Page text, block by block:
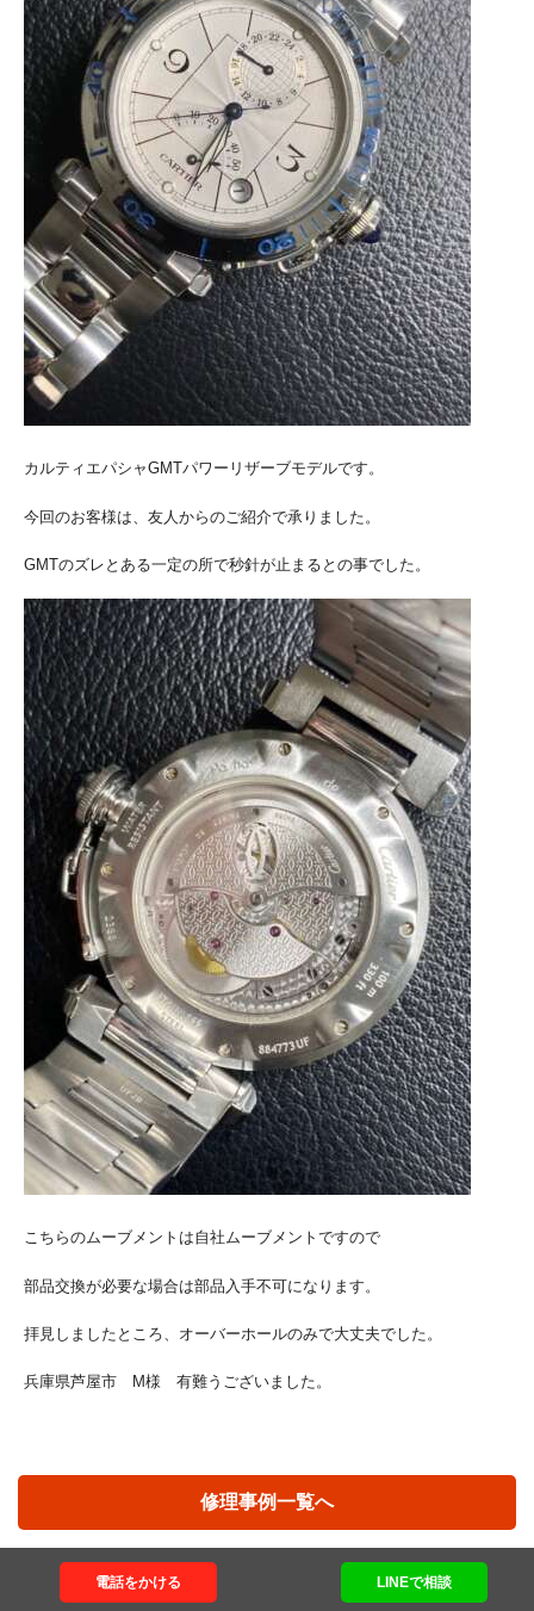
カルティエパシャGMTパワーリザーブモデルです。
今回のお客様は、友人からのご紹介で承りました。
GMTのズレとある一定の所で秒針が止まるとの事でした。
こちらのムーブメントは自社ムーブメントですので
部品交換が必要な場合は部品入手不可になります。
拝見しましたところ、オーバーホールのみで大丈夫でした。
兵庫県芦屋市 M様 有難うございました。
修理事例一覧へ
電話をかける LINEで相談